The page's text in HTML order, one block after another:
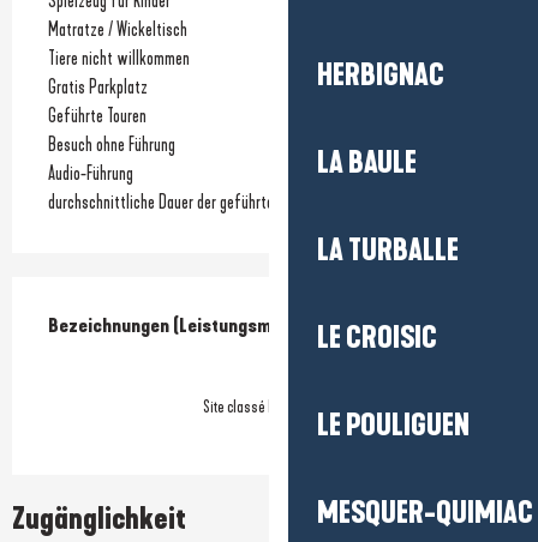
HERBIGNAC
LA BAULE
LA TURBALLE
LE CROISIC
LE POULIGUEN
MESQUER-QUIMIAC
Matratze / Wickeltisch
Tiere nicht willkommen
Gratis Parkplatz
Geführte Touren
Besuch ohne Führung
Audio-Führung
durchschnittliche Dauer der geführten Tour
Leistungensmöglichkeiten
Bezeichnungen (Leistungsmerkmale)
Bezeichnungen (Leistungsmerkmale)
Site classé Natura 2000
Zugänglichkeit